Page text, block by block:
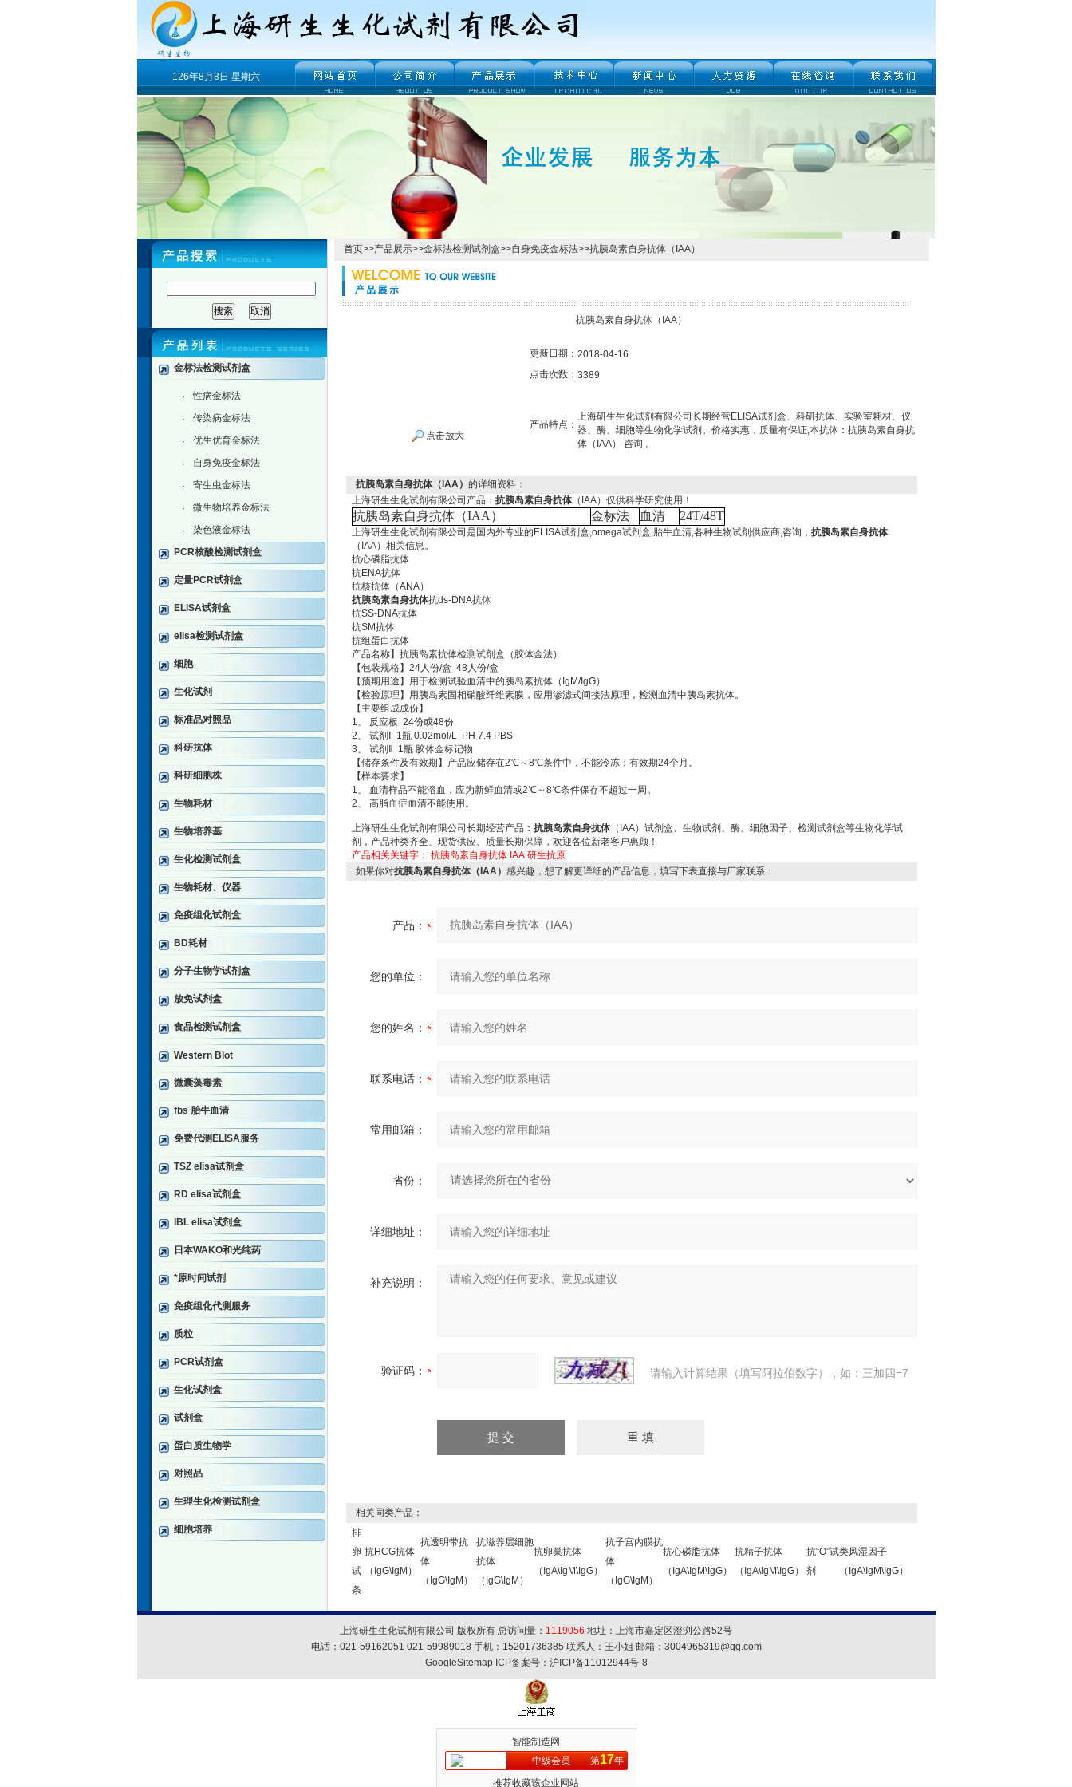
126年8月8日 星期六
金标法检测试剂盒
· 性病金标法
· 传染病金标法
· 优生优育金标法
· 自身免疫金标法
· 寄生虫金标法
· 微生物培养金标法
·
染色液金标法
PCR核酸检测试剂盒
定量PCR试剂盒
ELISA试剂盒
elisa检测试剂盒
细胞
生化试剂
标准品对照品
科研抗体
科研细胞株
生物耗材
生物培养基
生化检测试剂盒
生物耗材、仪器
免疫组化试剂盒
BD耗材
分子生物学试剂盒
放免试剂盒
食品检测试剂盒
Western Blot
微囊藻毒素
fbs 胎牛血清
免费代测ELISA服务
TSZ elisa试剂盒
RD elisa试剂盒
IBL elisa试剂盒
日本WAKO和光纯药
*原时间试剂
免疫组化代测服务
质粒
PCR试剂盒
生化试剂盒
试剂盒
蛋白质生物学
对照品
生理生化检测试剂盒
细胞培养
首页>>产品展示>>金标法检测试剂盒>>自身免疫金标法>>抗胰岛素自身抗体（IAA）
抗胰岛素自身抗体（IAA）
点击放大
更新日期： 2018-04-16
点击次数： 3389
产品特点：
上海研生生化试剂有限公司长期经营ELISA试剂盒、科研抗体、实验室耗材、仪
器、酶、细胞等生物化学试剂。价格实惠，质量有保证,本抗体：抗胰岛素自身抗
体（IAA） 咨询 。
抗胰岛素自身抗体（IAA） 的详细资料：
上海研生生化试剂有限公司产品： 抗胰岛素自身抗体（IAA）仅供科学研究使用！
抗胰岛素自身抗体（IAA ） 金标法 血清 24T/48T
上海研生生化试剂有限公司是国内外专业的ELISA试剂盒,omega试剂盒,胎牛血清,各种生物试剂供应商,咨询， 抗胰岛素自身抗体
（IAA）相关信息。
抗心磷脂抗体
抗ENA抗体
抗核抗体（ANA）
抗胰岛素自身抗体抗ds-DNA抗体
抗SS-DNA抗体
抗SM抗体
抗组蛋白抗体
产品名称】抗胰岛素抗体检测试剂盒（胶体金法）
【包装规格】24人份/盒 48人份/盒
【预期用途】用于检测试验血清中的胰岛素抗体（IgM/IgG）
【检验原理】用胰岛素固相硝酸纤维素膜，应用渗滤式间接法原理，检测血清中胰岛素抗体。
【主要组成成份】
1、 反应板 24份或48份
2、 试剂Ⅰ 1瓶 0.02mol/L PH 7.4 PBS
3、 试剂Ⅱ 1瓶 胶体金标记物
【储存条件及有效期】产品应储存在2℃～8℃条件中，不能冷冻；有效期24个月。
【样本要求】
1、 血清样品不能溶血，应为新鲜血清或2℃～8℃条件保存不超过一周。
2、 高脂血症血清不能使用。
上海研生生化试剂有限公司长期经营产品： 抗胰岛素自身抗体（IAA）试剂盒、生物试剂、酶、细胞因子、检测试剂盒等生物化学试
剂，产品种类齐全、现货供应、质量长期保障，欢迎各位新老客户惠顾！
产品相关关键字： 抗胰岛素自身抗体 IAA 研生抗原
如果你对抗胰岛素自身抗体（IAA） 感兴趣，想了解更详细的产品信息，填写下表直接与厂家联系：
产品：
您的单位：
您的姓名：
联系电话：
常用邮箱：
省份：
详细地址：
补充说明：
验证码： 请输入计算结果（填写阿拉伯数字），如：三加四=7
相关同类产品：
排
卵
试
条
抗HCG抗体
（IgG\IgM）
抗透明带抗
体
（IgG\IgM）
抗滋养层细胞
抗体
（IgG\IgM）
抗卵巢抗体
（IgA\IgM\IgG）
抗子宫内膜抗
体
（IgG\IgM）
抗心磷脂抗体
（IgA\IgM\IgG）
抗精子抗体
（IgA\IgM\IgG）
抗“O”试
剂
类风湿因子
（IgA\IgM\IgG）
上海研生生化试剂有限公司 版权所有 总访问量： 1119056 地址：上海市嘉定区澄浏公路52号
电话：021-59162051 021-59989018 手机：15201736385 联系人：王小姐 邮箱： 3004965319@qq.com
GoogleSitemapICP备案号： 沪ICP备11012944号-8
智能制造网
中级会员
第17年
推荐收藏该企业网站